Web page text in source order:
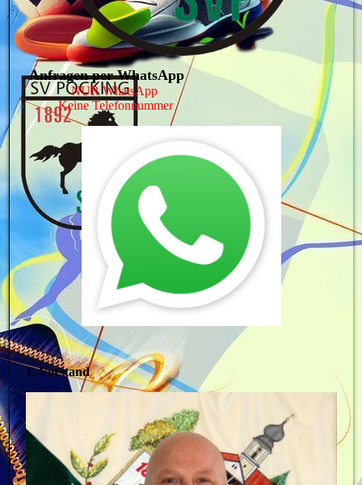
Anfragen per WhatsApp
NUR WhatsApp
Keine Telefonnummer
1. Vorstand